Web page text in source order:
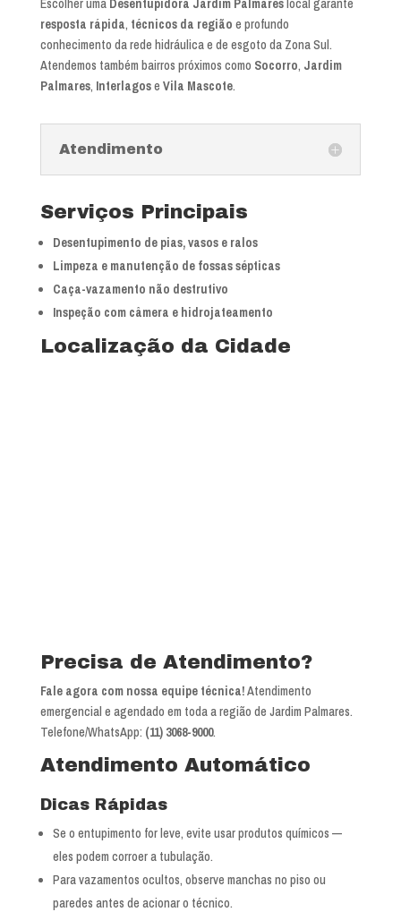
Escolher uma Desentupidora Jardim Palmareslocal garante
resposta rápida, técnicos da região e profundo
conhecimento da rede hidráulica e de esgoto da Zona Sul.
Atendemos também bairros próximos como Socorro, Jardim
Palmares, Interlagose Vila Mascote.
Atendimento
Serviços Principais
Desentupimento de pias, vasos e ralos
Limpeza e manutenção de fossas sépticas
Caça-vazamento não destrutivo
Inspeção com câmera e hidrojateamento
Localização da Cidade
Precisa de Atendimento?
Fale agora com nossa equipe técnica!Atendimento
emergencial e agendado em toda a região de Jardim Palmares.
Telefone/WhatsApp: (11) 3068-9000.
Atendimento Automático
Dicas Rápidas
Se o entupimento for leve, evite usar produtos químicos —
eles podem corroer a tubulação.
Para vazamentos ocultos, observe manchas no piso ou
paredes antes de acionar o técnico.